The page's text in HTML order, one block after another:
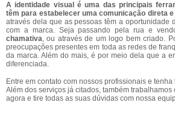
A identidade visual é uma das principais
têm para estabelecer uma comunicação direta
através dela que as pessoas têm a oportunidade
com a marca. Seja passando pela rua e
chamativa, ou através de um logo bem criado.
preocupações presentes em toda as redes de
da marca. Além do mais, é por meio dela que a
diferenciada.
Entre em contato com nossos profissionais e
Além dos serviços já citados, também trabalhamos
agora e tire todas as suas dúvidas com nossa